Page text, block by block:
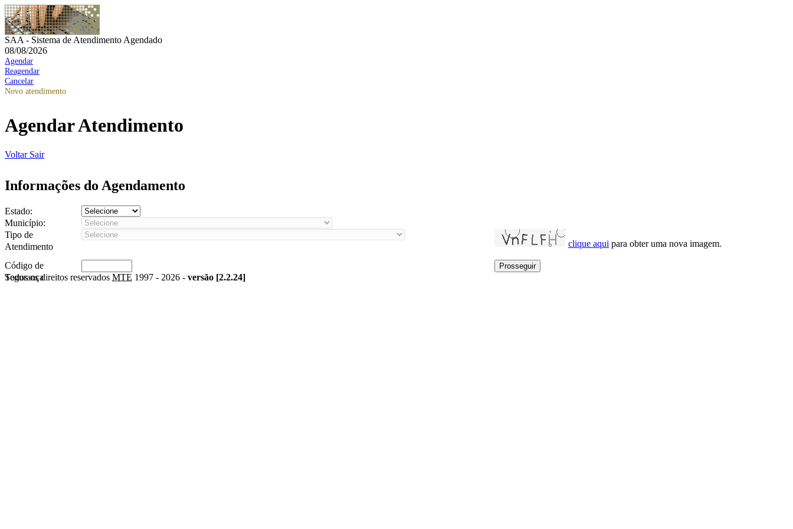
SAA - Sistema de Atendimento Agendado
08/08/2026
Agendar
Reagendar
Cancelar
Novo atendimento
Agendar Atendimento
Voltar Sair
Informações do Agendamento
Estado:
Município:
Tipo de
Atendimento
clique aqui para obter uma nova imagem.
Código de
Segurança
Todos os direitos reservados MTE 1997 - 2026 - versão [2.2.24]